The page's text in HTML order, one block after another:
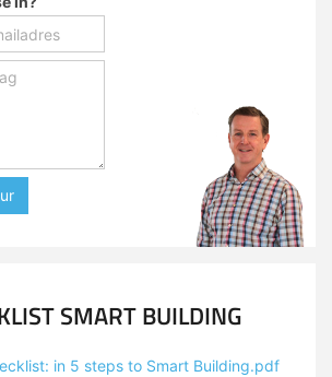
SMART BUILDING
in 5 steps to Smart Building.pdf